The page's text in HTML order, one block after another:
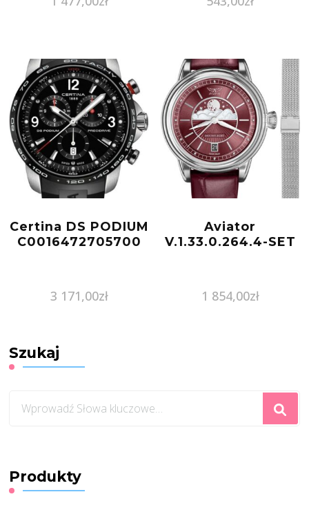
Certina DS PODIUM
C0016472705700
3 171,00zł
Aviator
V.1.33.0.264.4-SET
1 854,00zł
Szukaj
czegoś?
Produkty